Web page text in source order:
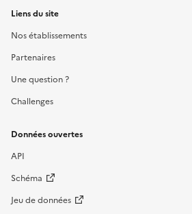
Liens du site
Nos établissements
Partenaires
Une question ?
Challenges
Données ouvertes
API
Schéma
Jeu de données